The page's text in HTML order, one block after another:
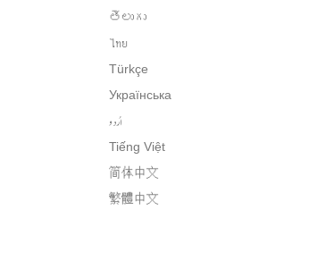
తెలుగు
ไทย
Türkçe
Українська
اُردو
Tiếng Việt
简体中文
繁體中文